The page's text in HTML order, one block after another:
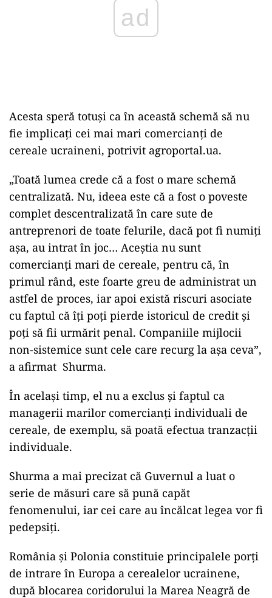
Acesta speră totuși ca în această schemă să nu
fie implicați cei mai mari comercianți de
cereale ucraineni, potrivit agroportal.ua.
„Toată lumea crede că a fost o mare schemă
centralizată. Nu, ideea este că a fost o poveste
complet descentralizată în care sute de
antreprenori de toate felurile, dacă pot fi numiți
așa, au intrat în joc… Aceștia nu sunt
comercianți mari de cereale, pentru că, în
primul rând, este foarte greu de administrat un
astfel de proces, iar apoi există riscuri asociate
cu faptul că îți poți pierde istoricul de credit și
poți să fii urmărit penal. Companiile mijlocii
non-sistemice sunt cele care recurg la așa ceva”,
a afirmat Shurma.
În același timp, el nu a exclus și faptul ca
managerii marilor comercianți individuali de
cereale, de exemplu, să poată efectua tranzacții
individuale.
Shurma a mai precizat că Guvernul a luat o
serie de măsuri care să pună capăt
fenomenului, iar cei care au încălcat legea vor fi
pedepsiți.
România și Polonia constituie principalele porți
de intrare în Europa a cerealelor ucrainene,
după blocarea coridorului la Marea Neagră de